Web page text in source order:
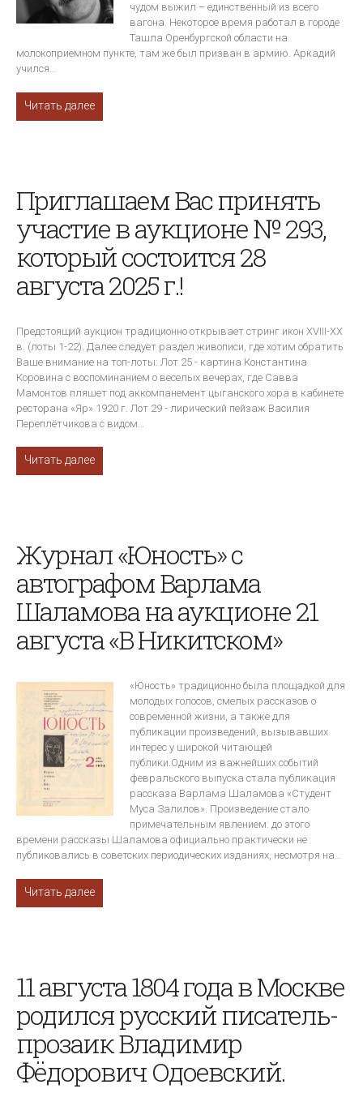
чудом выжил – единственный из всего
вагона. Некоторое время работал в городе
Ташла Оренбургской области на
молокоприемном пункте, там же был призван в армию. Аркадий
учился…
Читать далее
Приглашаем Вас принять
участие в аукционе № 293,
который состоится 28
августа 2025 г.!
Предстоящий аукцион традиционно открывает стринг икон XVIII-XX
в. (лоты 1-22). Далее следует раздел живописи, где хотим обратить
Ваше внимание на топ-лоты: Лот 25 - картина Константина
Коровина с воспоминанием о веселых вечерах, где Савва
Мамонтов пляшет под аккомпанемент цыганского хора в кабинете
ресторана «Яр» 1920 г. Лот 29 - лирический пейзаж Василия
Переплётчикова с видом…
Читать далее
Журнал «Юность» с
автографом Варлама
Шаламова на аукционе 21
августа «В Никитском»
«Юность» традиционно была площадкой для
молодых голосов, смелых рассказов о
современной жизни, а также для
публикации произведений, вызывавших
интерес у широкой читающей
публики.Одним из важнейших событий
февральского выпуска стала публикация
рассказа Варлама Шаламова «Студент
Муса Залилов». Произведение стало
примечательным явлением: до этого
времени рассказы Шаламова официально практически не
публиковались в советских периодических изданиях, несмотря на…
Читать далее
11 августа 1804 года в Москве
родился русский писатель-
прозаик Владимир
Фёдорович Одоевский.